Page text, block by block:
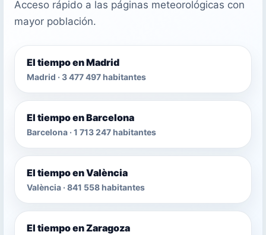
Acceso rápido a las páginas meteorológicas con
mayor población.
El tiempo en Madrid
Madrid · 3 477 497 habitantes
El tiempo en Barcelona
Barcelona · 1 713 247 habitantes
El tiempo en València
València · 841 558 habitantes
El tiempo en Zaragoza